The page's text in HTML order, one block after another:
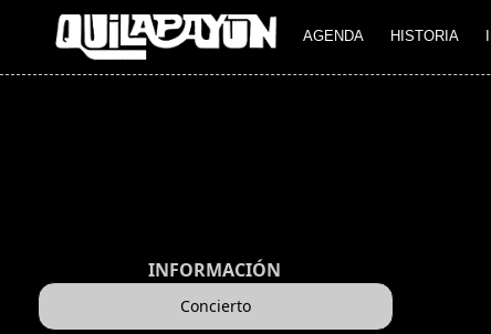
AGENDA HISTORIA
INFORMACIÓN
Concierto